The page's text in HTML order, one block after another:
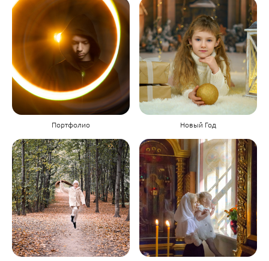
Портфолио Новый Год